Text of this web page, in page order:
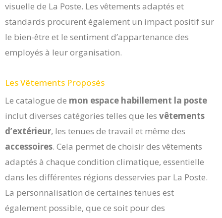
visuelle de La Poste. Les vêtements adaptés et
standards procurent également un impact positif sur
le bien-être et le sentiment d’appartenance des
employés à leur organisation.
Les Vêtements Proposés
Le catalogue de mon espace habillement la poste
inclut diverses catégories telles que les vêtements
d’extérieur, les tenues de travail et même des
accessoires. Cela permet de choisir des vêtements
adaptés à chaque condition climatique, essentielle
dans les différentes régions desservies par La Poste.
La personnalisation de certaines tenues est
également possible, que ce soit pour des